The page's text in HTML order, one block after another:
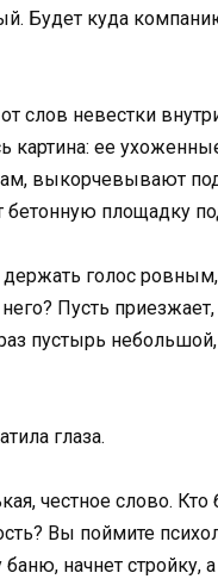
Будет куда
слов невестки
картина: ее
выкорчевывают
площадку
держать голос
Пусть
пустырь небольшой,
глаза.
честное слово. Кто
Вы поймите
начнет